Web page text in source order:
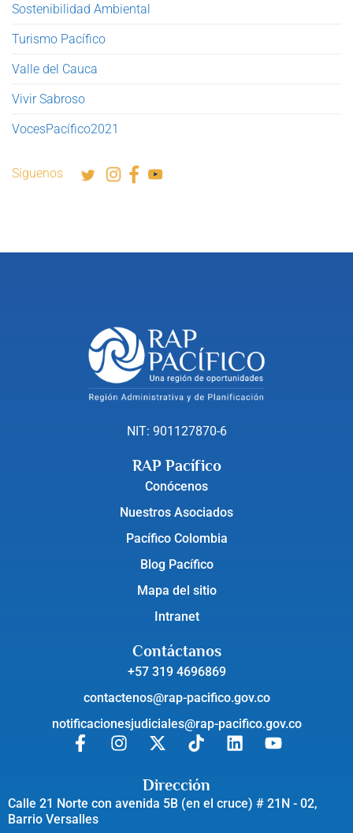
Sostenibilidad Ambiental
Turismo Pacífico
Valle del Cauca
Vivir Sabroso
VocesPacífico2021
Síguenos
NIT: 901127870-6
RAP Pacífico
Conócenos
Nuestros Asociados
Pacífico Colombia
Blog Pacífico
Mapa del sitio
Intranet
Contáctanos
+57 319 4696869
contactenos@rap-pacifico.gov.co
notificacionesjudiciales@rap-pacifico.gov.co
Dirección
Calle 21 Norte con avenida 5B (en el cruce) # 21N - 02,
Barrio Versalles